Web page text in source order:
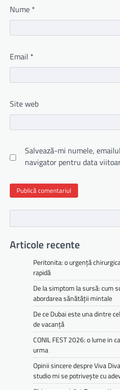
Nume *
Email *
Site web
Salvează-mi numele,
navigator pentru data
Articole recente
Peritonita: o urgență
rapidă
De la simptom la sursă: cum
abordarea sănătății mintale
De ce Dubai este una dintre
de vacanță
CONIL FEST 2026: o lume in
urma
Opinii sincere despre Viva
studio mi se potrivește cu